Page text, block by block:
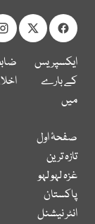
ایکسپریس
کے بارے
میں
صفحۂ اول
تازہ ترین
غزہ لہو لہو
پاکستان
انٹر نیشنل